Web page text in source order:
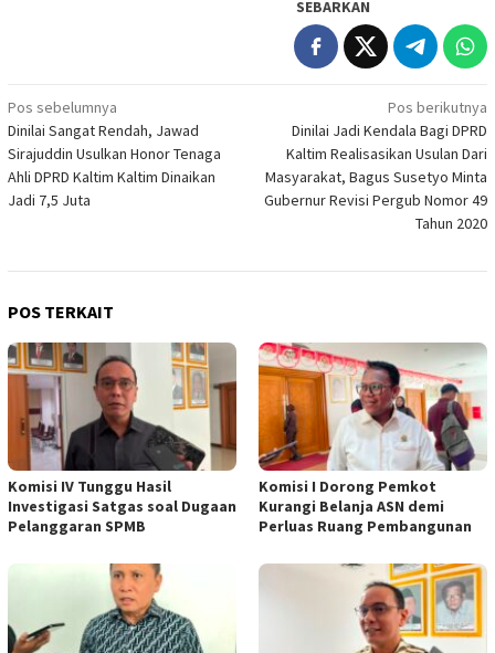
SEBARKAN
Navigasi
pos
Pos sebelumnya
Dinilai Sangat Rendah, Jawad
Sirajuddin Usulkan Honor Tenaga
Ahli DPRD Kaltim Kaltim Dinaikan
Jadi 7,5 Juta
Pos berikutnya
Dinilai Jadi Kendala Bagi DPRD
Kaltim Realisasikan Usulan Dari
Masyarakat, Bagus Susetyo Minta
Gubernur Revisi Pergub Nomor 49
Tahun 2020
POS TERKAIT
Komisi IV Tunggu Hasil
Investigasi Satgas soal Dugaan
Pelanggaran SPMB
Komisi I Dorong Pemkot
Kurangi Belanja ASN demi
Perluas Ruang Pembangunan